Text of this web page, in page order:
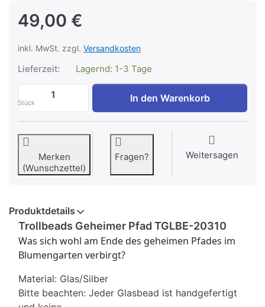
49,00 €
inkl. MwSt. zzgl. Versandkosten
Lieferzeit: Lagernd: 1-3 Tage
Stück
Geheimer Pfad TGLBE-20310 zu 49,00
In den Warenkorb
Merken
(Wunschzettel)
Fragen? Weitersagen
Produktdetails
Trollbeads Geheimer Pfad TGLBE-20310
Was sich wohl am Ende des geheimen Pfades im
Blumengarten verbirgt?
Material: Glas/Silber
Bitte beachten: Jeder Glasbead ist handgefertigt